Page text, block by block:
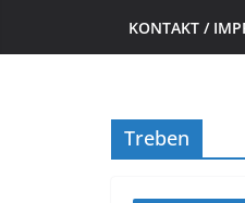
KONTAKT /
Treben